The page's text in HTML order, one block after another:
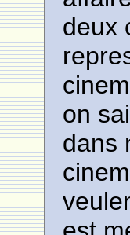
deux
on
dans